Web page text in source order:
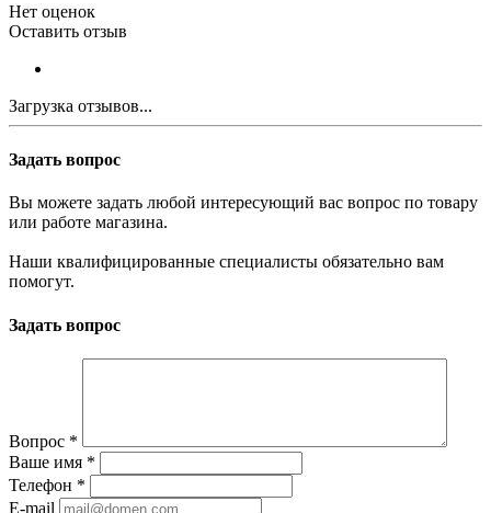
Нет оценок
Оставить отзыв
Загрузка отзывов...
Задать вопрос
Вы можете задать любой интересующий вас вопрос по товару
или работе магазина.
Наши квалифицированные специалисты обязательно вам
помогут.
Задать вопрос
Вопрос *
Ваше имя *
Телефон *
E-mail